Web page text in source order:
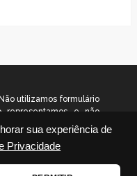
sua experiência de
Privacidade
utilizamos formulário
representamos e não
ou programa citado
site. © 2026
– Todos os direitos